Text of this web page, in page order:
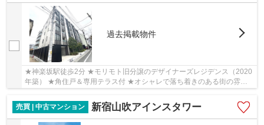
過去掲載物件
★神楽坂駅徒歩2分 ★モリモト旧分譲のデザイナーズレジデンス（2020
年築） ★角住戸＆専用テラス付 ★オシャレで落ち着きのある街の雰囲
売買 | 中古マンション
新宿山吹アインスタワー